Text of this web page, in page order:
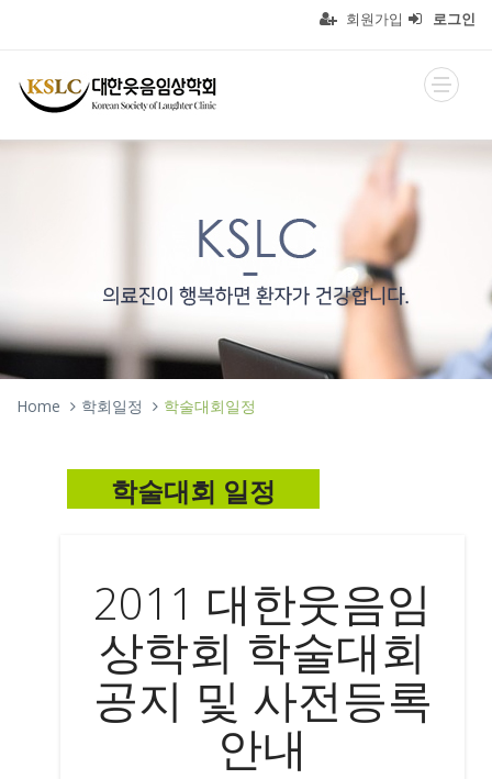
회원가입 로그인
Home 학회일정 학술대회일정
학술대회 일정
2011 대한웃음임
상학회 학술대회
공지 및 사전등록
안내